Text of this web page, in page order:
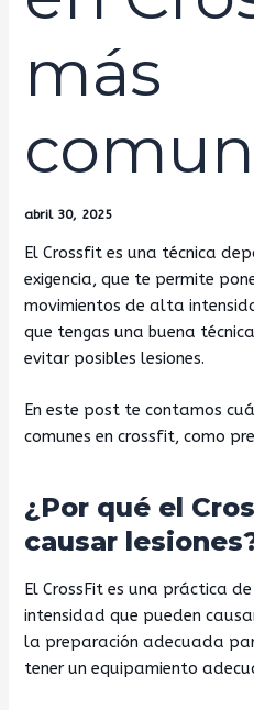
más
abril 30, 2025
El Crossfit es una técnica
exigencia, que te permite
movimientos de alta
que tengas una buena
evitar posibles lesiones.
En este post te contamos
comunes en crossfit, como
¿Por qué el
causar
El CrossFit es una práctica
intensidad que pueden
la preparación adecuada
tener un equipamiento